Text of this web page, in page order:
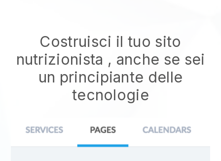
Costruisci il tuo sito
nutrizionista , anche se sei
un principiante delle
tecnologie